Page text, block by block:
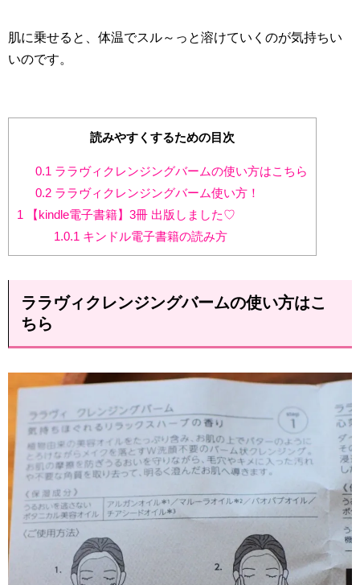
肌に乗せると、体温でスル～っと溶けていくのが気持ちい
いのです。
読みやすくするための目次
0.1ララヴィクレンジングバームの使い方はこちら
0.2ララヴィクレンジングバーム使い方！
1 【kindle電子書籍】3冊 出版しました♡
1.0.1キンドル電子書籍の読み方
ララヴィクレンジングバームの使い方はこ
ちら